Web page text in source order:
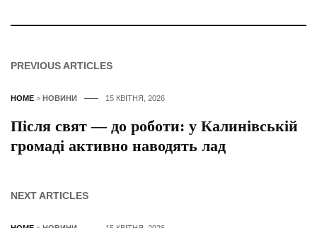
PREVIOUS ARTICLES
HOME > НОВИНИ 15 КВІТНЯ, 2026
Після свят — до роботи: у Калинівській
громаді активно наводять лад
NEXT ARTICLES